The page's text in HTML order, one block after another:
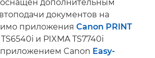
дополнительным
документов на
приложения Canon PRINT
и PIXMA TS7740i
Canon Easy-